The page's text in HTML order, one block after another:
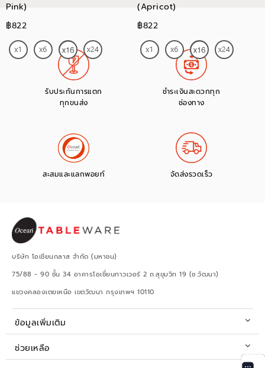
Pink)
฿822
(Apricot)
฿822
รับประกันการแตก
ทุกขนส่ง
ชำระเงินสะดวกทุก
ช่องทาง
สะสมและแลกพอยท์ จัดส่งรวดเร็ว
บริษัท โอเชียนกลาส จำกัด (มหาชน)
75/88 - 90 ชั้น 34 อาคารโอเชี่ยนทาวเวอร์ 2 ถ.สุขุมวิท 19 (ซ.วัฒนา)
แขวงคลองเตยเหนือ เขตวัฒนา กรุงเทพฯ 10110
ข้อมูลเพิ่มเติม
ช่วยเหลือ